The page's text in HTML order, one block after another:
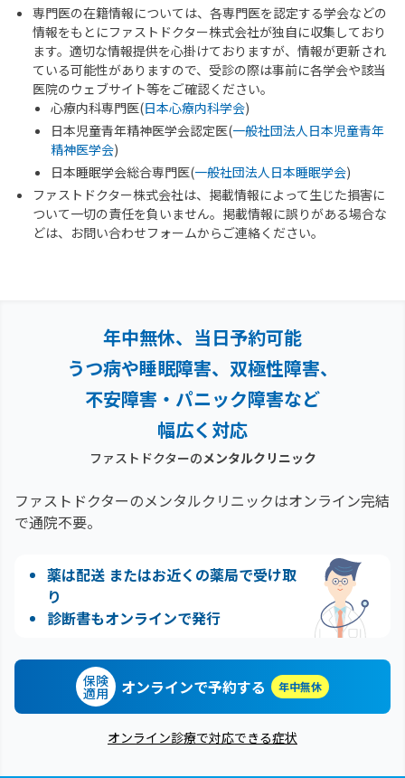
専門医の在籍情報については、各専門医を認定する学会などの
情報をもとにファストドクター株式会社が独自に収集しており
ます。適切な情報提供を心掛けておりますが、情報が更新され
ている可能性がありますので、受診の際は事前に各学会や該当
医院のウェブサイト等をご確認ください。
心療内科専門医(日本心療内科学会)
日本児童青年精神医学会認定医(一般社団法人日本児童青年
精神医学会)
日本睡眠学会総合専門医(一般社団法人日本睡眠学会)
ファストドクター株式会社は、掲載情報によって生じた損害に
ついて一切の責任を負いません。掲載情報に誤りがある場合な
どは、お問い合わせフォームからご連絡ください。
年中無休、当日予約可能
うつ病や睡眠障害、双極性障害、
不安障害・パニック障害など
幅広く対応
ファストドクターのメンタルクリニック
ファストドクターのメンタルクリニックはオンライン完結
で通院不要。
薬は配送 またはお近くの薬局で受け取
り
診断書もオンラインで発行
保険
適用 オンラインで予約する 年中無休
オンライン診療で対応できる症状